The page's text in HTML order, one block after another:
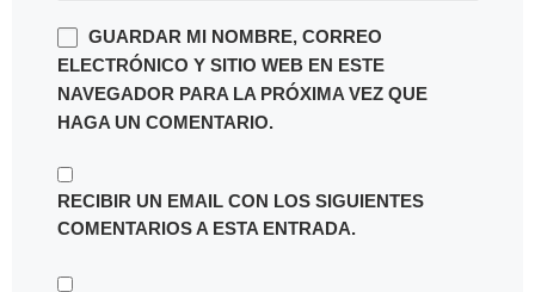
GUARDAR MI NOMBRE, CORREO
ELECTRÓNICO Y SITIO WEB EN ESTE
NAVEGADOR PARA LA PRÓXIMA VEZ QUE
HAGA UN COMENTARIO.
RECIBIR UN EMAIL CON LOS SIGUIENTES
COMENTARIOS A ESTA ENTRADA.